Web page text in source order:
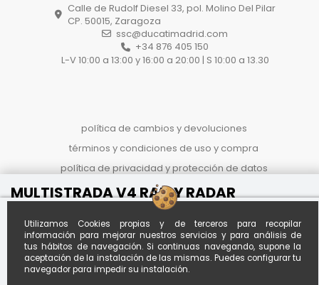
Utilizamos Cookies propias y de terceros para recopilar
información para mejorar nuestros servicios y para análisis de
tus hábitos de navegación. Si continuas navegando, supone la
aceptación de la instalación de las mismas. Puedes configurar tu
navegador para impedir su instalación.
Calle de Rudolf Diesel 33, pol. Molino Del Pilar
CP. 50015, Zaragoza
ssc@ducatimadrid.com
+34 876 405 150
L-V 10:00 a 13:00 y 16:00 a 20:00 | S 10:00 a 13.30
política de cambios y devoluciones
términos y condiciones de uso y compra
política de privacidad y protección de datos
proceso de compra
politica de cookies
MULTISTRADA V4 RALLY RADAR
MDAHSTDAS9014NFK
Al contado
26.500 €
30.790 €
-4.290 €
Financiado desde *
253,77 € / mes
A120meses con entrada de
5.000,00 €
*Importe aproximado. Oferta no
vinculante sujeta a estudio.
Calcula tu
cuota